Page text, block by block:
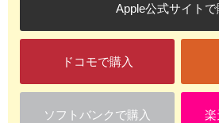
Apple公式サイトで
ドコモで購入
ソフトバンクで購入 楽